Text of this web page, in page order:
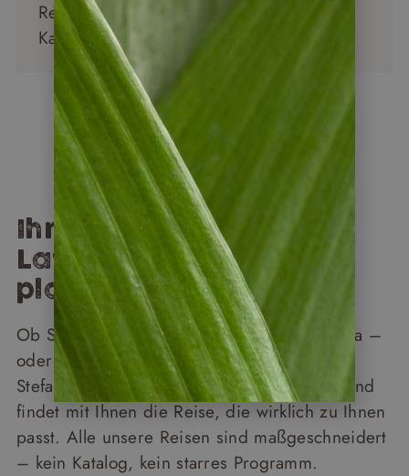
Rest des Landes hat Regenzeit – die
Karibikseite ist die Ausnahme.
Costa Rica Reisen entdecken
Ihre Herbstreise nach
Lateinamerika – wir
planen sie mit Ihnen
Ob Suriname, Ecuador, Peru oder Costa Rica –
oder eine Kombination aus zwei Ländern:
Stefanie Lange berät Sie gerne persönlich und
findet mit Ihnen die Reise, die wirklich zu Ihnen
passt. Alle unsere Reisen sind maßgeschneidert
– kein Katalog, kein starres Programm.